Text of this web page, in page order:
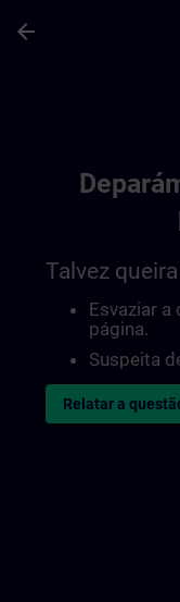
arrow_back
Talvez
Esvaziar a
página.
Suspeita
Relatar a